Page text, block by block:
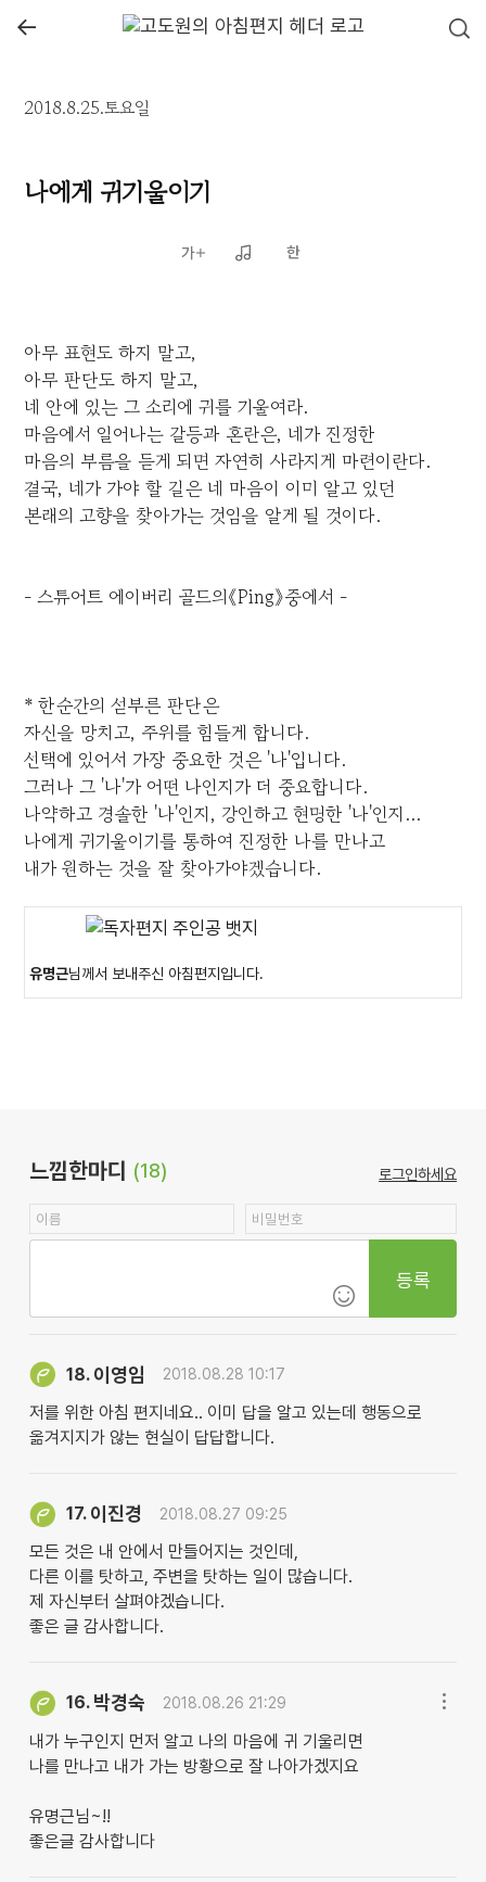
←
2018.8.25.토요일
나에게 귀기울이기
아무 표현도 하지 말고,
아무 판단도 하지 말고,
네 안에 있는 그 소리에 귀를 기울여라.
마음에서 일어나는 갈등과 혼란은, 네가 진정한
마음의 부름을 듣게 되면 자연히 사라지게 마련이란다.
결국, 네가 가야 할 길은 네 마음이 이미 알고 있던
본래의 고향을 찾아가는 것임을 알게 될 것이다.
- 스튜어트 에이버리 골드의《Ping》중에서 -
* 한순간의 섣부른 판단은
자신을 망치고, 주위를 힘들게 합니다.
선택에 있어서 가장 중요한 것은 '나'입니다.
그러나 그 '나'가 어떤 나인지가 더 중요합니다.
나약하고 경솔한 '나'인지, 강인하고 현명한 '나'인지...
나에게 귀기울이기를 통하여 진정한 나를 만나고
내가 원하는 것을 잘 찾아가야겠습니다.
유명근님께서 보내주신 아침편지입니다.
느낌한마디 (18) 로그인하세요
등록
18. 이영임 2018.08.28 10:17
저를 위한 아침 편지네요.. 이미 답을 알고 있는데 행동으로
옮겨지지가 않는 현실이 답답합니다.
17. 이진경 2018.08.27 09:25
모든 것은 내 안에서 만들어지는 것인데,
다른 이를 탓하고, 주변을 탓하는 일이 많습니다.
제 자신부터 살펴야겠습니다.
좋은 글 감사합니다.
16. 박경숙 2018.08.26 21:29
내가 누구인지 먼저 알고 나의 마음에 귀 기울리면
나를 만나고 내가 가는 방황으로 잘 나아가겠지요
유명근님~!!
좋은글 감사합니다